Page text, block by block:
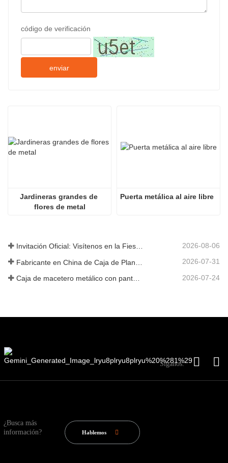
código de verificación
enviar
Jardineras grandes de
flores de metal
Puerta metálica al aire libre
Invitación Oficial: Visítenos en la Fiesta de Jardín al Estilo Británico GLEE 2026 2026-08-06
2026-07-31
2026-07-24
Síganos:
¿Busca más
información?
Hablemos